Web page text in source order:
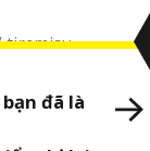
tiramisu
đã là